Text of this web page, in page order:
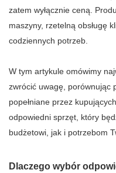
zatem wyłącznie ceną.
maszyny, rzetelną obsługę
codziennych potrzeb.
W tym artykule omówimy
zwrócić uwagę, porównując
popełniane przez
odpowiedni sprzęt, który
budżetowi, jak i potrzebom
Dlaczego wybór